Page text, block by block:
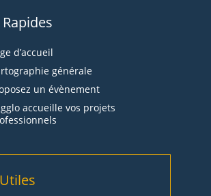
d’accueil
générale
un évènement
accueille vos projets